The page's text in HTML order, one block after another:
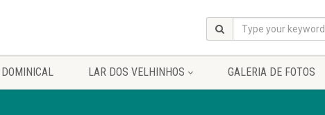
LAR DOS VELHINHOS GALERIA DE FOTOS